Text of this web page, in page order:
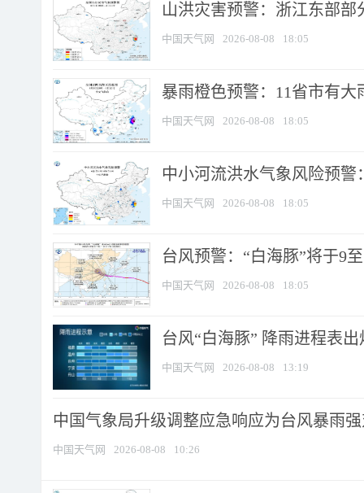
山洪灾害预警：浙江东部
中国天气网 2026-08-08 18:05
暴雨橙色预警：11省市有
中国天气网 2026-08-08 18:05
中小河流洪水气象风险预
中国天气网 2026-08-08 18:05
台风预警：“白海豚”将于9
中国天气网 2026-08-08 18:05
台风“白海豚” 降雨进程表
中国天气网 2026-08-08 13:19
中国气象局升级调整应急响应为台风暴雨
中国天气网 2026-08-08 10:26